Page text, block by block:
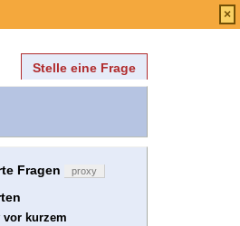
Stelle eine Frage
Fragen proxy
vor kurzem
×